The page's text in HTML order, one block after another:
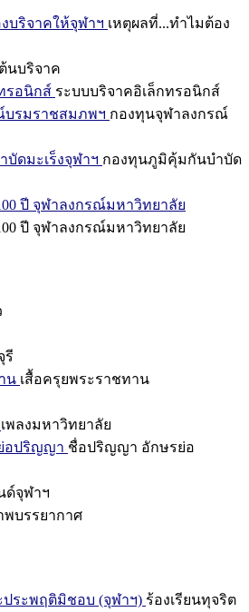
บริจาคให้จุฬาฯ เหตุผลที่...ทำไมต้อง
นบริจาค
รอนิกส์ ระบบบริจาคอิเล็กทรอนิกส์
บรมราชสมภพฯ กองทุนจุฬาลงกรณ์
ดมะเร็งจุฬาฯ กองทุนภูมิคุ้มกันบำบัด
ปี จุฬาลงกรณ์มหาวิทยาลัย
ปี จุฬาลงกรณ์มหาวิทยาลัย
รี
น เสื้อครุยพระราชทาน
เพลงมหาวิทยาลัย
อปริญญา ชื่อปริญญา อักษรย่อ
ด์จุฬาฯ
พบรรยากาศ
ประพฤติมิชอบ (จุฬาฯ) ร้องเรียนทุจริต